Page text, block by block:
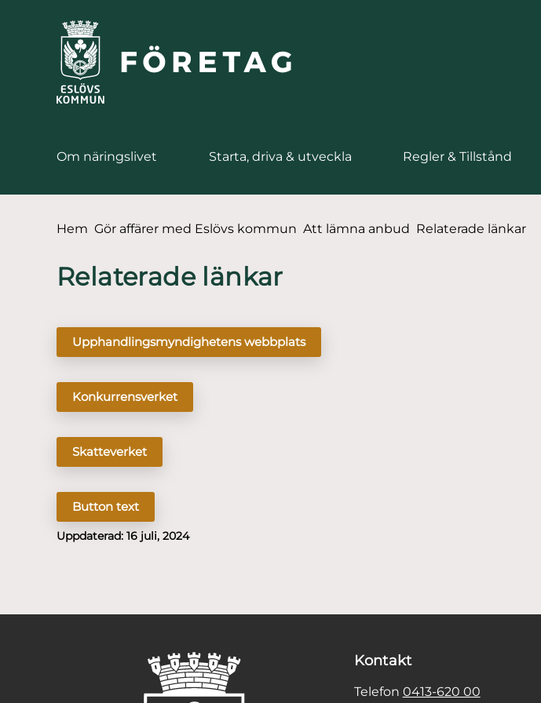
till innehåll
huvudmeny
till sidomeny
Om näringslivet Starta, driva & utveckla Regler & Tillstånd
Du är här:
Hem Gör affärer med Eslövs kommun Att lämna anbud Relaterade länkar
Relaterade länkar
Upphandlingsmyndighetens webbplats
Konkurrensverket
Skatteverket
Button text
Uppdaterad: 16 juli, 2024
Kontakt
Telefon 0413-620 00